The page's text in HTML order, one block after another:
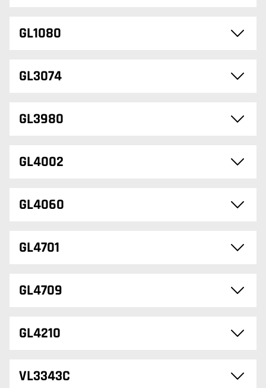
GL1080
GL3074
GL3980
GL4002
GL4060
GL4701
GL4709
GL4210
VL3343C